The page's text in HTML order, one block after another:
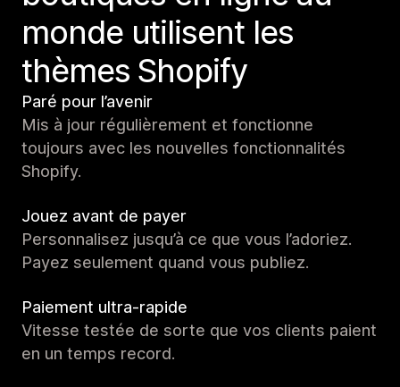
monde utilisent les
thèmes Shopify
Paré pour l’avenir
Mis à jour régulièrement et fonctionne
toujours avec les nouvelles fonctionnalités
Shopify.
Jouez avant de payer
Personnalisez jusqu’à ce que vous l’adoriez.
Payez seulement quand vous publiez.
Paiement ultra-rapide
Vitesse testée de sorte que vos clients paient
en un temps record.